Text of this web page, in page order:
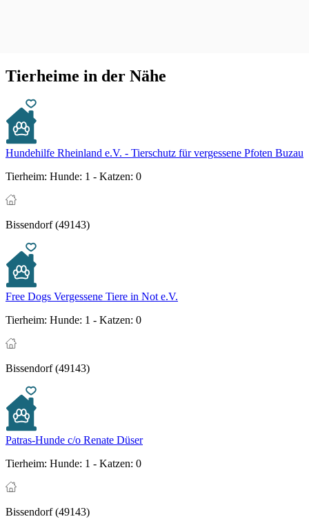
Tierheime in der Nähe
Hundehilfe Rheinland e.V. - Tierschutz für vergessene Pfoten Buzau
Tierheim: Hunde: 1 - Katzen: 0
Bissendorf (49143)
Free Dogs Vergessene Tiere in Not e.V.
Tierheim: Hunde: 1 - Katzen: 0
Bissendorf (49143)
Patras-Hunde c/o Renate Düser
Tierheim: Hunde: 1 - Katzen: 0
Bissendorf (49143)